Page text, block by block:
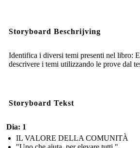
Storyboard Beschrijving
Identifica i diversi temi presenti nel libro:
descrivere i temi utilizzando le prove dal
Storyboard Tekst
Dia: 1
IL VALORE DELLA COMUNITÀ